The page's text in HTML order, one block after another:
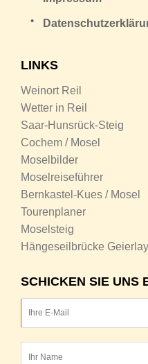
LINKS
Weinort Reil
Wetter in Reil
Saar-Hunsrück-Steig
Cochem / Mosel
Moselbilder
Moselreiseführer
Bernkastel-Kues / Mosel
Tourenplaner
Moselsteig
Hängeseilbrücke Geierlay
SCHICKEN SIE UNS